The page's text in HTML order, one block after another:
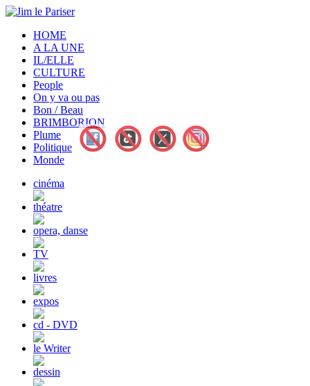
HOME
A LA UNE
IL/ELLE
CULTURE
People
On y va ou pas
Bon / Beau
BRIMBORION
Plume
Politique
Monde
cinéma
théatre
opera, danse
TV
livres
expos
cd - DVD
le Writer
dessin